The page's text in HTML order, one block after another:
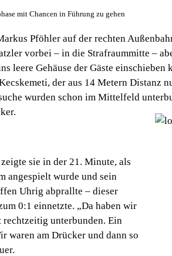
mit Chancen in Führung zu gehen
Pföhler auf der rechten
vorbei – in die Strafraummitte –
leere Gehäuse der Gäste
der aus 14 Metern Distanz
wurden schon im Mittelfeld
sie in der 21. Minute, als
angespielt wurde und sein
Uhrig abprallte – dieser
0:1 einnetzte. „Da haben wir
unterbunden. Ein
waren am Drücker und dann so